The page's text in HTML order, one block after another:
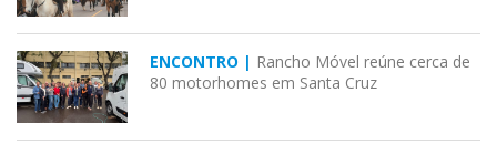
ENCONTRO | Rancho Móvel reúne cerca de
80 motorhomes em Santa Cruz